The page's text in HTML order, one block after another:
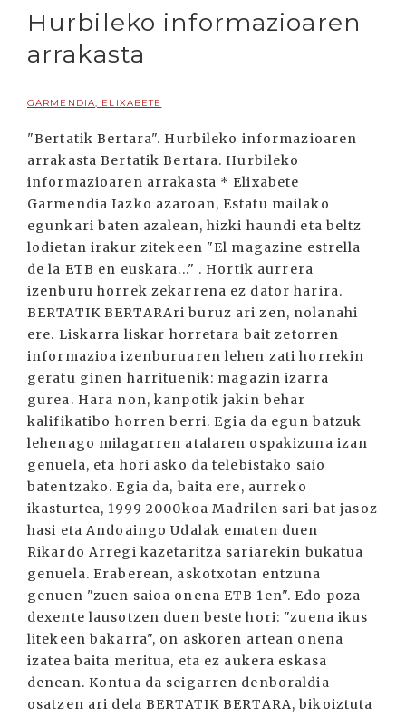
Hurbileko informazioaren
arrakasta
GARMENDIA, ELIXABETE
"Bertatik Bertara". Hurbileko informazioaren
arrakasta Bertatik Bertara. Hurbileko
informazioaren arrakasta * Elixabete
Garmendia Iazko azaroan, Estatu mailako
egunkari baten azalean, hizki haundi eta beltz
lodietan irakur zitekeen "El magazine estrella
de la ETB en euskara..." . Hortik aurrera
izenburu horrek zekarrena ez dator harira.
BERTATIK BERTARAri buruz ari zen, nolanahi
ere. Liskarra liskar horretara bait zetorren
informazioa izenburuaren lehen zati horrekin
geratu ginen harrituenik: magazin izarra
gurea. Hara non, kanpotik jakin behar
kalifikatibo horren berri. Egia da egun batzuk
lehenago milagarren atalaren ospakizuna izan
genuela, eta hori asko da telebistako saio
batentzako. Egia da, baita ere, aurreko
ikasturtea, 1999 2000koa Madrilen sari bat jasoz
hasi eta Andoaingo Udalak ematen duen
Rikardo Arregi kazetaritza sariarekin bukatua
genuela. Eraberean, askotxotan entzuna
genuen "zuen saioa onena ETB 1en". Edo poza
dexente lausotzen duen beste hori: "zuena ikus
litekeen bakarra", on askoren artean onena
izatea baita meritua, eta ez aukera eskasa
denean. Kontua da seigarren denboraldia
osatzen ari dela BERTATIK BERTARA, bikoiztuta